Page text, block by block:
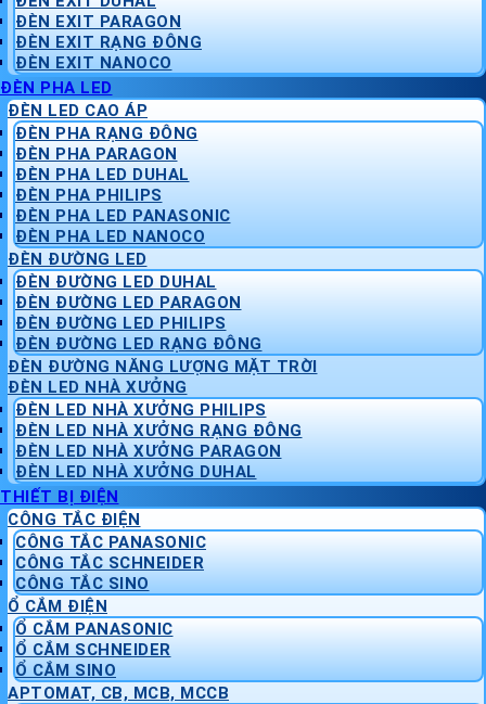
ĐÈN EXIT PARAGON
ĐÈN EXIT RẠNG ĐÔNG
ĐÈN EXIT NANOCO
ĐÈN PHA LED
ĐÈN LED CAO ÁP
ĐÈN PHA RẠNG ĐÔNG
ĐÈN PHA PARAGON
ĐÈN PHA LED DUHAL
ĐÈN PHA PHILIPS
ĐÈN PHA LED PANASONIC
ĐÈN PHA LED NANOCO
ĐÈN ĐƯỜNG LED
ĐÈN ĐƯỜNG LED DUHAL
ĐÈN ĐƯỜNG LED PARAGON
ĐÈN ĐƯỜNG LED PHILIPS
ĐÈN ĐƯỜNG LED RẠNG ĐÔNG
ĐÈN ĐƯỜNG NĂNG LƯỢNG MẶT TRỜI
ĐÈN LED NHÀ XƯỞNG
ĐÈN LED NHÀ XƯỞNG PHILIPS
ĐÈN LED NHÀ XƯỞNG RẠNG ĐÔNG
ĐÈN LED NHÀ XƯỞNG PARAGON
ĐÈN LED NHÀ XƯỞNG DUHAL
THIẾT BỊ ĐIỆN
CÔNG TẮC ĐIỆN
CÔNG TẮC PANASONIC
CÔNG TẮC SCHNEIDER
CÔNG TẮC SINO
Ổ CẮM ĐIỆN
Ổ CẮM PANASONIC
Ổ CẮM SCHNEIDER
Ổ CẮM SINO
APTOMAT, CB, MCB, MCCB